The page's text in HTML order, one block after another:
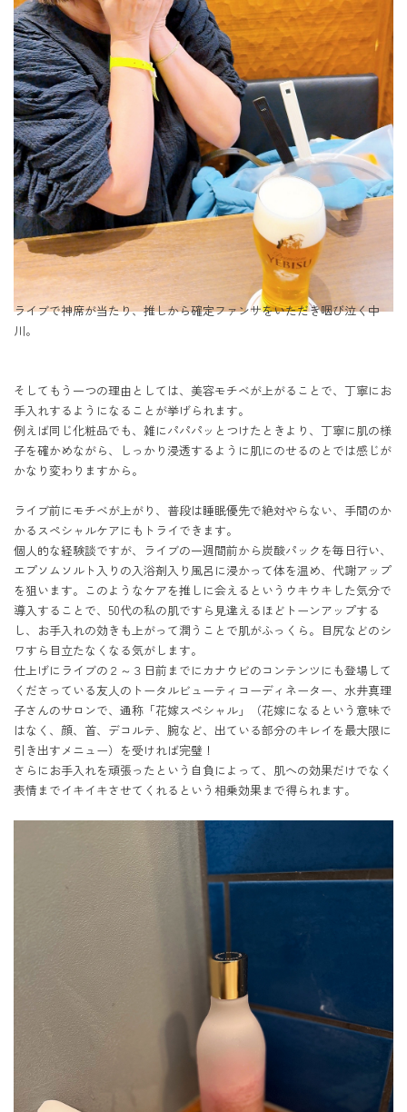
ライブで神席が当たり、推しから確定ファンサをいただき咽び泣く中
川。
そしてもう一つの理由としては、美容モチベが上がることで、丁寧にお
手入れするようになることが挙げられます。
例えば同じ化粧品でも、雑にパパパッとつけたときより、丁寧に肌の様
子を確かめながら、しっかり浸透するように肌にのせるのとでは感じが
かなり変わりますから。
ライブ前にモチベが上がり、普段は睡眠優先で絶対やらない、手間のか
かるスペシャルケアにもトライできます。
個人的な経験談ですが、ライブの一週間前から炭酸パックを毎日行い、
エプソムソルト入りの入浴剤入り風呂に浸かって体を温め、代謝アップ
を狙います。このようなケアを推しに会えるというウキウキした気分で
導入することで、50代の私の肌ですら見違えるほどトーンアップする
し、お手入れの効きも上がって潤うことで肌がふっくら。目尻などのシ
ワすら目立たなくなる気がします。
仕上げにライブの２～３日前までにカナウビのコンテンツにも登場して
くださっている友人のトータルビューティコーディネーター、水井真理
子さんのサロンで、通称「花嫁スペシャル」（花嫁になるという意味で
はなく、顔、首、デコルテ、腕など、出ている部分のキレイを最大限に
引き出すメニュー）を受ければ完璧！
さらにお手入れを頑張ったという自負によって、肌への効果だけでなく
表情までイキイキさせてくれるという相乗効果まで得られます。